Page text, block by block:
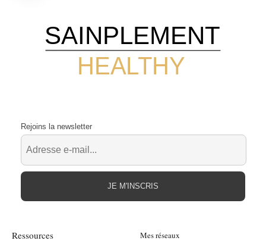
HEALTHY
SAINPLEMENT
Ressources Mes réseaux
Rejoins la newsletter
JE M'INSCRIS